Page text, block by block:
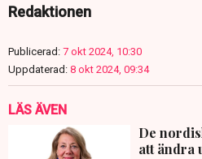
Redaktionen
Publicerad: 7 okt 2024, 10:30
Uppdaterad: 8 okt 2024, 09:34
LÄS ÄVEN
De
att ändra